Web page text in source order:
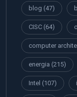
blog (47)
CISC (64)
computer
energia (215)
Intel (107)